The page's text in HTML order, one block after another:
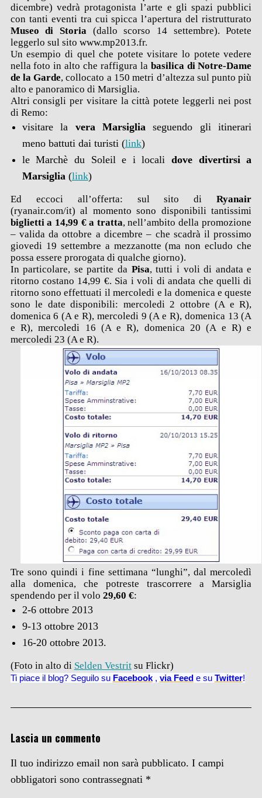
dicembre) vedrà protagonista l’arte e gli spazi pubblici
con tanti eventi tra cui spicca l’apertura del ristrutturato
Museo di Storia (dallo scorso 14 settembre). Potete
leggerlo sul sito www.mp2013.fr.
Un esempio di quel che potete visitare lo potete vedere
nella foto in alto che raffigura la basilica di Notre-Dame
de la Garde, collocato a 150 metri d’altezza sul punto più
alto e panoramico di Marsiglia.
Altri consigli per visitare la città potete leggerli nei post
di Remo:
visitare la vera Marsiglia seguendo gli itinerari
meno battuti dai turisti (link)
le Marchè du Soleil e i localidove divertirsi a
Marsiglia(link)
Ed eccoci all’offerta: sul sito diRyanair
(ryanair.com/it) al momento sono disponibili tantissimi
biglietti a 14,99 € a tratta, nell’ambito della promozione
– valida da ottobre a dicembre – che scadrà il prossimo
giovedi 19 settembre a mezzanotte (ma non ecludo che
possa essere prorogata di qualche giorno).
In particolare, se partite da Pisa, tutti i voli di andata e
ritorno costano 14,99 €. Sia i voli di andata che quelli di
ritorno sono effettuati il mercoledi e la domenica e queste
sono le date disponibili: mercoledi 2 ottobre (A e R),
domenica 6 (A e R), mercoledi 9 (A e R), domenica 13 (A
e R), mercoledi 16 (A e R), domenica 20 (A e R) e
mercoledi 23 (A e R).
Tre sono quindi i fine settimana “lunghi”, dal mercoledì
alla domenica, che potreste trascorrere a Marsiglia
spendendo per il volo 29,60 €:
2-6 ottobre 2013
9-13 ottobre 2013
16-20 ottobre 2013.
(Foto in alto di Selden Vestritsu Flickr)
Ti piace il blog? Seguilo su Facebook , via Feede su Twitter!
Lascia un commento
Il tuo indirizzo email non sarà pubblicato. I campi
obbligatori sono contrassegnati *